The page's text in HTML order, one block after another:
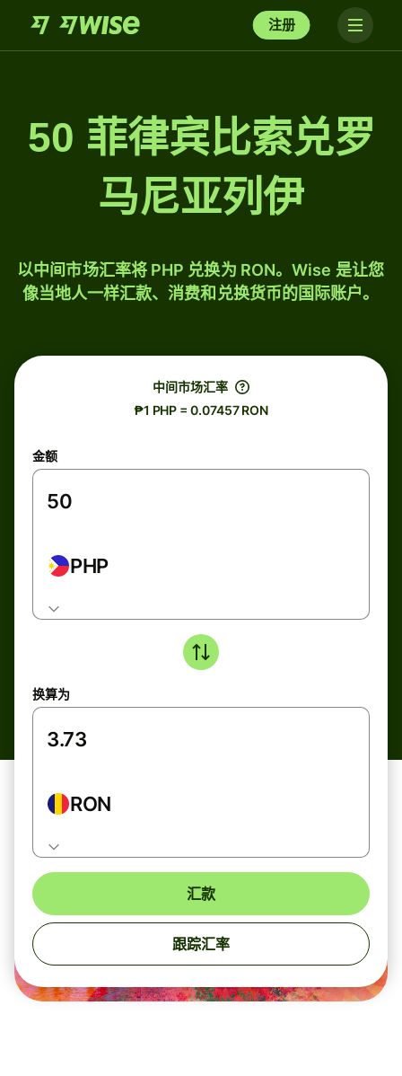
注册
50 菲律宾比索兑罗
马尼亚列伊
以中间市场汇率将 PHP 兑换为 RON。Wise 是让您
像当地人一样汇款、消费和兑换货币的国际账户。
中间市场汇率
₱1 PHP = 0.07457 RON
金额
PHP
换算为
RON
汇款
跟踪汇率